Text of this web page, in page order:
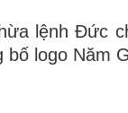
lệnh Đức
logo Năm